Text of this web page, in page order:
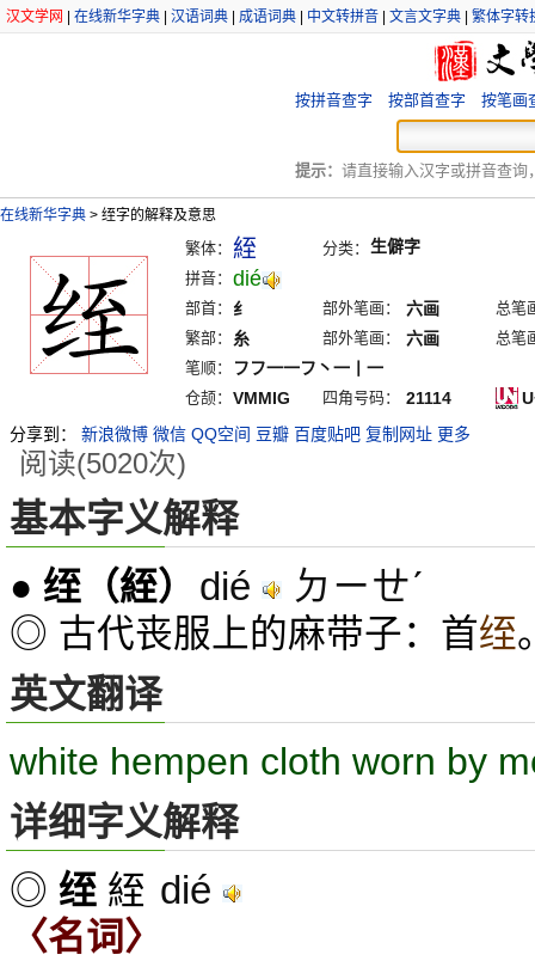
汉文学网 在线新华字典 汉语词典 成语词典 中文转拼音 文言文字典 繁体字转
按拼音查字 按部首查字 按笔画
提示： 请直接输入汉字或拼音查询
在线新华字典 > 绖字的解释及意思
繁体： 絰 分类： 生僻字
拼音： dié
部首： 纟 部外笔画： 六画
总笔
繁部：
糸 部外笔画： 六画
总笔
笔顺：
フフ一一フ丶一丨一
仓颉： VMMIG 四角号码： 21114
分享到：
新浪微博 微信 QQ空间 豆瓣 百度贴吧 复制网址 更多
阅读(5020次)
基本字义解释
● 绖 （絰） dié ㄉㄧㄝˊ
◎ 古代丧服上的麻带子：首绖
英文翻译
white hempen cloth worn by
详细字义解释
◎ 绖 絰 dié
〈名词〉